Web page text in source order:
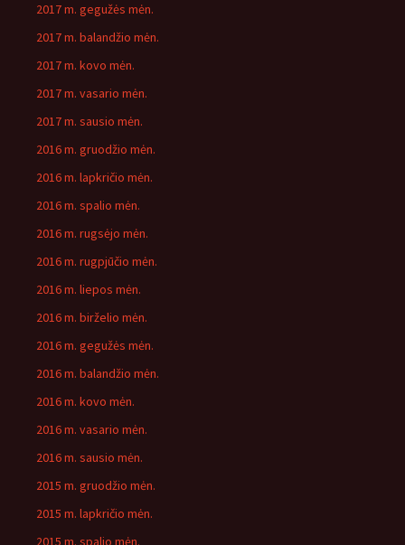
2017 m. gegužės mėn.
2017 m. balandžio mėn.
2017 m. kovo mėn.
2017 m. vasario mėn.
2017 m. sausio mėn.
2016 m. gruodžio mėn.
2016 m. lapkričio mėn.
2016 m. spalio mėn.
2016 m. rugsėjo mėn.
2016 m. rugpjūčio mėn.
2016 m. liepos mėn.
2016 m. birželio mėn.
2016 m. gegužės mėn.
2016 m. balandžio mėn.
2016 m. kovo mėn.
2016 m. vasario mėn.
2016 m. sausio mėn.
2015 m. gruodžio mėn.
2015 m. lapkričio mėn.
2015 m. spalio mėn.